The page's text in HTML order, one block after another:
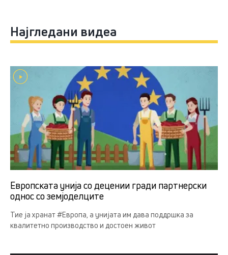
Најгледани видеа
Европската унија со децении гради партнерски
однос со земјоделцитe
Тие ја хранат #Европа, а унијата им дава поддршка за
квалитетно производство и достоен живот